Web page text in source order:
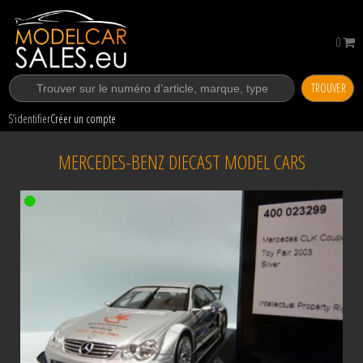
TROUVER
S’identifierCréer un compte
0
MERCEDES-BENZ DIECAST MODEL CARS